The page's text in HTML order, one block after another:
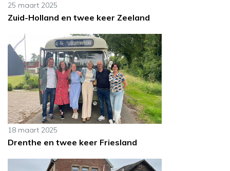
25 maart 2025
Zuid-Holland en twee keer Zeeland
18 maart 2025
Drenthe en twee keer Friesland